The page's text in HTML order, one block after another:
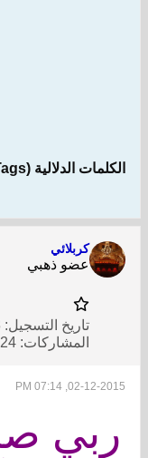
الكلمات الدلالية (Tags):
كربلائي
عضو ذهبي
تاريخ التسجيل:
المشاركات:
02-12-2015, 07:14 PM
ربي